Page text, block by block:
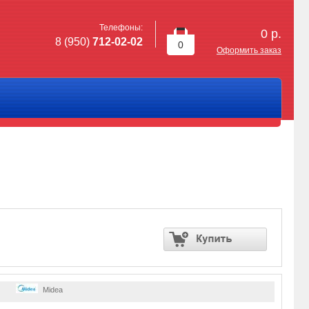
0
0 р.
Оформить заказ
Телефоны:
8 (950) 712-02-02
Midea